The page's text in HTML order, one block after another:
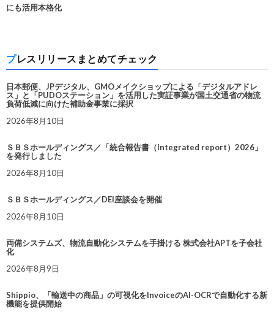
にも活用本格化
プレスリリースまとめてチェック
日本郵便、JPデジタル、GMOメイクショップによる「デジタルアドレ
ス」と「PUDOステーション」を活用した実証事業が国土交通省の物流
負荷低減に向けた補助金事業に採択
2026年8月10日
ＳＢＳホールディングス／「統合報告書（Integrated report）2026」
を発行しました
2026年8月10日
ＳＢＳホールディングス／DEI座談会を開催
2026年8月10日
両備システムズ、物流自動化システムを手掛ける 株式会社APTを子会社
化
2026年8月9日
Shippio、「輸送中の商品」の可視化をInvoiceのAI-OCRで自動化する新
機能を提供開始